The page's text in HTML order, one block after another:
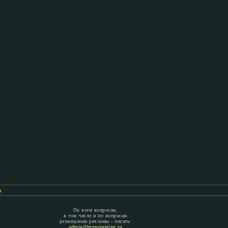
По всем вопросам,
в том числе и по вопросам
размещении рекламы - писать:
admin@mmogaming.ru